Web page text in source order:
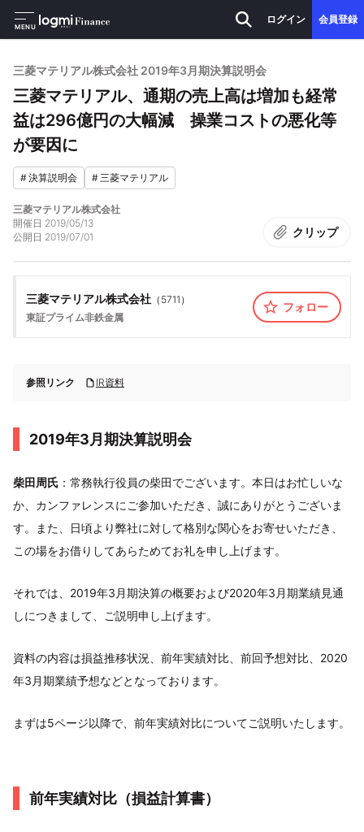
MENU
ログイン 会員登録
三菱マテリアル株式会社 2019年3月期決算説明会
三菱マテリアル、通期の売上高は増加も経常
益は296億円の大幅減 操業コストの悪化等
が要因に
#決算説明会 #三菱マテリアル
三菱マテリアル株式会社
開催日 2019/05/13
公開日 2019/07/01 クリップ
三菱マテリアル株式会社 （ 5711 ）
東証プライム非鉄金属
フォロー
参照リンク IR資料
2019年3月期決算説明会
柴田周氏 ：常務執行役員の柴田でございます。本日はお忙しいな
か、カンファレンスにご参加いただき、誠にありがとうございま
す。また、日頃より弊社に対して格別な関心をお寄せいただき、
この場をお借りしてあらためてお礼を申し上げます。
それでは、2019年3月期決算の概要および2020年3月期業績見通
しにつきまして、ご説明申し上げます。
資料の内容は損益推移状況、前年実績対比、前回予想対比、2020
年3月期業績予想などとなっております。
まずは5ページ以降で、前年実績対比についてご説明いたします。
前年実績対比（損益計算書）